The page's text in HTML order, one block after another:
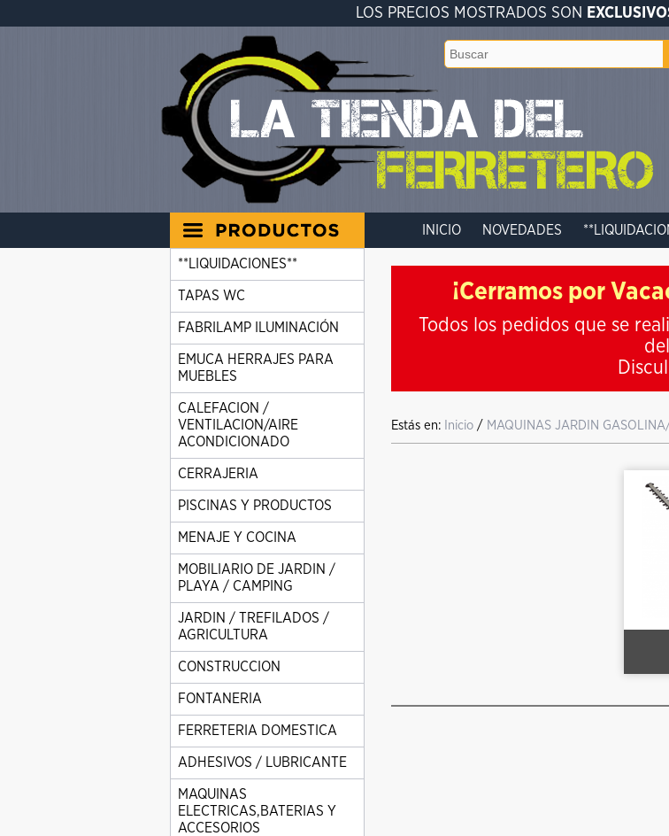
LOS PRECIOS MOSTRADOS SON
INICIO NOVEDADES
**LIQUIDACIONES**
TAPAS WC
FABRILAMP ILUMINACIÓN
EMUCA HERRAJES PARA
MUEBLES
CALEFACION /
VENTILACION/AIRE
ACONDICIONADO
CERRAJERIA
PISCINAS Y PRODUCTOS
MENAJE Y COCINA
MOBILIARIO DE JARDIN /
PLAYA / CAMPING
JARDIN / TREFILADOS /
AGRICULTURA
CONSTRUCCION
FONTANERIA
FERRETERIA DOMESTICA
ADHESIVOS / LUBRICANTE
MAQUINAS
ELECTRICAS,BATERIAS Y
ACCESORIOS
¡Cerramos por
Todos los pedidos que se
Estás en: Inicio / MAQUINAS JARDIN